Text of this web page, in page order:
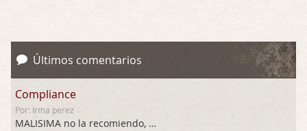
Últimos comentarios
Compliance
Por: Irma perez
MALISIMA no la recomiendo, …